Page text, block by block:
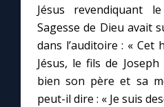
Jésus revendiquant
Sagesse de Dieu avait
dans l’auditoire : « Cet
Jésus, le fils de
bien son père et sa
peut-il dire : « Je suis